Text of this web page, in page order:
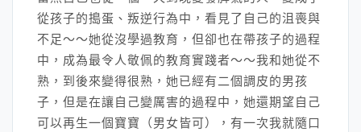
從孩子的搗蛋、叛逆行為中，看見了自己的沮喪與
不足～～她從沒學過教育，但卻也在帶孩子的過程
中，成為最令人敬佩的教育實踐者～～我和她從不
熟，到後來變得很熟，她已經有二個調皮的男孩
子，但是在讓自己變厲害的過程中，她還期望自己
可以再生一個寶寶（男女皆可），有一次我就隨口